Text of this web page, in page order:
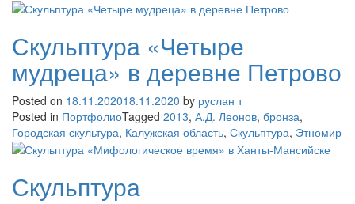
Скульптура «Четыре
мудреца» в деревне Петрово
Posted on 18.11.202018.11.2020 by руслан т
Posted in ПортфолиоTagged 2013, А.Д. Леонов, бронза,
Городская скультура, Калужская область, Скульптура, Этномир
Скульптура